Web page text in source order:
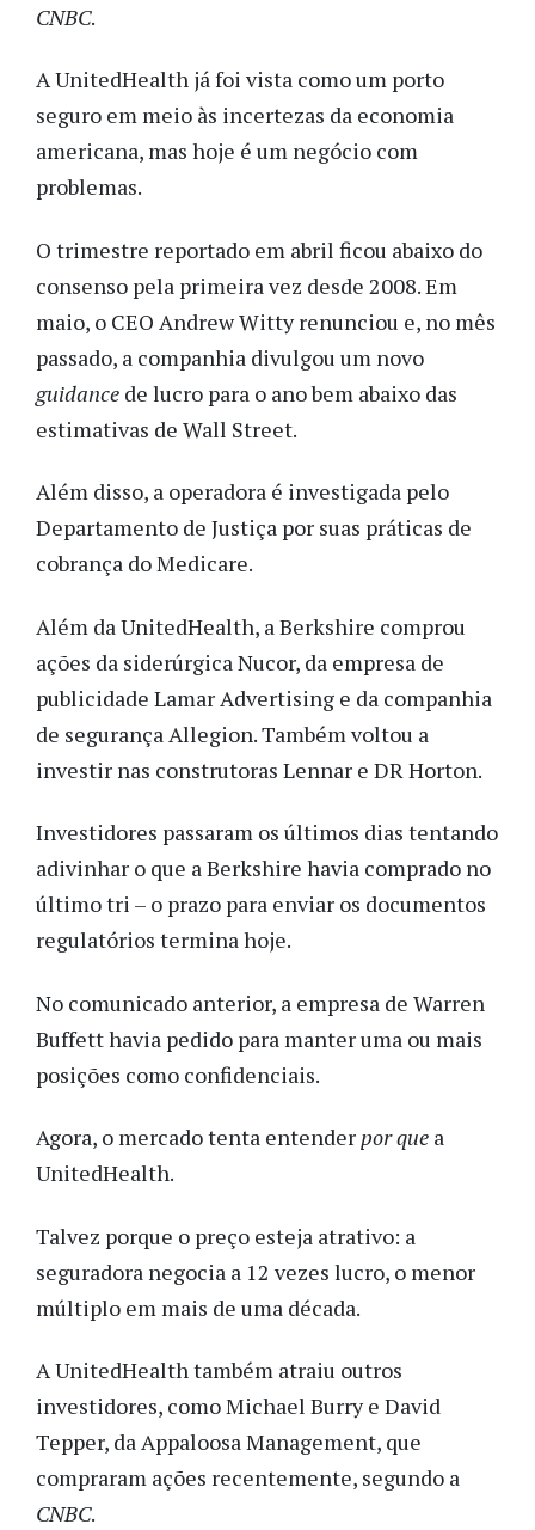
CNBC.
A UnitedHealth já foi vista como um porto
seguro em meio às incertezas da economia
americana, mas hoje é um negócio com
problemas.
O trimestre reportado em abril ficou abaixo do
consenso pela primeira vez desde 2008. Em
maio, o CEO Andrew Witty renunciou e, no mês
passado, a companhia divulgou um novo
guidance de lucro para o ano bem abaixo das
estimativas de Wall Street.
Além disso, a operadora é investigada pelo
Departamento de Justiça por suas práticas de
cobrança do Medicare.
Além da UnitedHealth, a Berkshire comprou
ações da siderúrgica Nucor, da empresa de
publicidade Lamar Advertising e da companhia
de segurança Allegion. Também voltou a
investir nas construtoras Lennar e DR Horton.
Investidores passaram os últimos dias tentando
adivinhar o que a Berkshire havia comprado no
último tri – o prazo para enviar os documentos
regulatórios termina hoje.
No comunicado anterior, a empresa de Warren
Buffett havia pedido para manter uma ou mais
posições como confidenciais.
Agora, o mercado tenta entender por que a
UnitedHealth.
Talvez porque o preço esteja atrativo: a
seguradora negocia a 12 vezes lucro, o menor
múltiplo em mais de uma década.
A UnitedHealth também atraiu outros
investidores, como Michael Burry e David
Tepper, da Appaloosa Management, que
compraram ações recentemente, segundo a
CNBC.